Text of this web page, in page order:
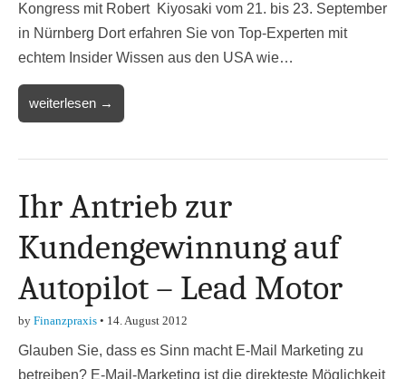
Kongress mit Robert Kiyosaki vom 21. bis 23. September
in Nürnberg Dort erfahren Sie von Top-Experten mit
echtem Insider Wissen aus den USA wie…
weiterlesen →
Ihr Antrieb zur
Kundengewinnung auf
Autopilot – Lead Motor
by Finanzpraxis • 14. August 2012
Glauben Sie, dass es Sinn macht E-Mail Marketing zu
betreiben? E-Mail-Marketing ist die direkteste Möglichkeit